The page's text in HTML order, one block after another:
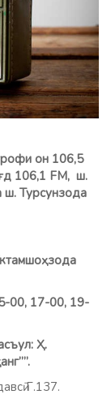
он 106,5
106,1 FM, ш.
Турсунзода
00, 17-00, 19-
Ҳ.
Г.137.